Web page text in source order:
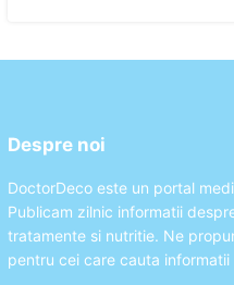
Despre noi
DoctorDeco este un portal
Publicam zilnic informatii
tratamente si nutritie. Ne
pentru cei care cauta